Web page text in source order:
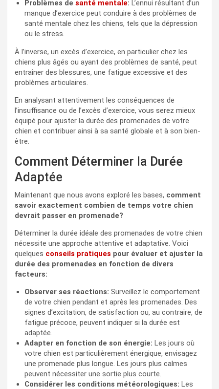
Problèmes de santé mentale: L’ennui résultant d’un
manque d’exercice peut conduire à des problèmes de
santé mentale chez les chiens, tels que la dépression
ou le stress.
À l’inverse, un excès d’exercice, en particulier chez les
chiens plus âgés ou ayant des problèmes de santé, peut
entraîner des blessures, une fatigue excessive et des
problèmes articulaires.
En analysant attentivement les conséquences de
l’insuffisance ou de l’excès d’exercice, vous serez mieux
équipé pour ajuster la durée des promenades de votre
chien et contribuer ainsi à sa santé globale et à son bien-
être.
Comment Déterminer la Durée
Adaptée
Maintenant que nous avons exploré les bases, comment
savoir exactement combien de temps votre chien
devrait passer en promenade?
Déterminer la durée idéale des promenades de votre chien
nécessite une approche attentive et adaptative. Voici
quelques conseils pratiques pour évaluer et ajuster la
durée des promenades en fonction de divers
facteurs:
Observer ses réactions: Surveillez le comportement
de votre chien pendant et après les promenades. Des
signes d’excitation, de satisfaction ou, au contraire, de
fatigue précoce, peuvent indiquer si la durée est
adaptée.
Adapter en fonction de son énergie: Les jours où
votre chien est particulièrement énergique, envisagez
une promenade plus longue. Les jours plus calmes
peuvent nécessiter une sortie plus courte.
Considérer les conditions météorologiques: Les